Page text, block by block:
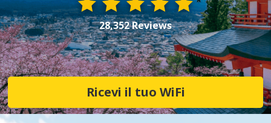
28,352 Reviews
Ricevi il tuo WiFi